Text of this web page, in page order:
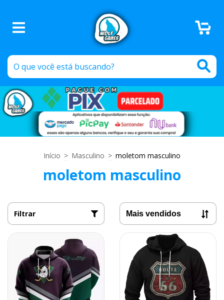
Início > Masculino > moletom masculino
moletom masculino
Filtrar